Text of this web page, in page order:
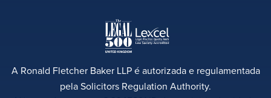
A Ronald Fletcher Baker LLP é autorizada e regulamentada
pela Solicitors Regulation Authority.